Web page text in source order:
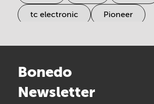
tc electronic Pioneer
Arturia
the t.bone
Bonedo
Newsletter